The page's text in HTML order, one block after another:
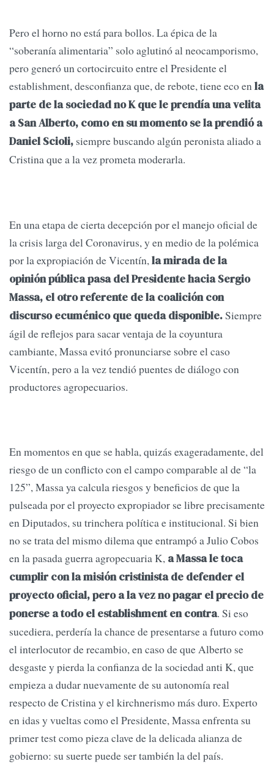
Pero el horno no está para bollos. La épica de la
“soberanía alimentaria” solo aglutinó al neocamporismo,
pero generó un cortocircuito entre el Presidente el
establishment, desconfianza que, de rebote, tiene eco enla
parte de la sociedad no K que le prendía una velita
a San Alberto, como en su momento se la prendió a
Daniel Scioli, siempre buscando algún peronista aliado a
Cristina que a la vez prometa moderarla.
En una etapa de cierta decepción por el manejo oficial de
la crisis larga del Coronavirus, y en medio de la polémica
por la expropiación de Vicentín,la mirada de la
opinión pública pasa del Presidente hacia Sergio
Massa, el otro referente de la coalición con
discurso ecuménico que queda disponible.Siempre
ágil de reflejos para sacar ventaja de la coyuntura
cambiante, Massa evitó pronunciarse sobre el caso
Vicentín, pero a la vez tendió puentes de diálogo con
productores agropecuarios.
En momentos en que se habla, quizás exageradamente, del
riesgo de un conflicto con el campo comparable al de “la
125”, Massa ya calcula riesgos y beneficios de que la
pulseada por el proyecto expropiador se libre precisamente
en Diputados, su trinchera política e institucional. Si bien
no se trata del mismo dilema que entrampó a Julio Cobos
en la pasada guerra agropecuaria K, a Massa le toca
cumplir con la misión cristinista de defender el
proyecto oficial, pero a la vez no pagar el precio de
ponerse a todo el establishment en contra. Si eso
sucediera, perdería la chance de presentarse a futuro como
el interlocutor de recambio, en caso de que Alberto se
desgaste y pierda la confianza de la sociedad anti K, que
empieza a dudar nuevamente de su autonomía real
respecto de Cristina y el kirchnerismo más duro. Experto
en idas y vueltas como el Presidente, Massa enfrenta su
primer test como pieza clave de la delicada alianza de
gobierno: su suerte puede ser también la del país.